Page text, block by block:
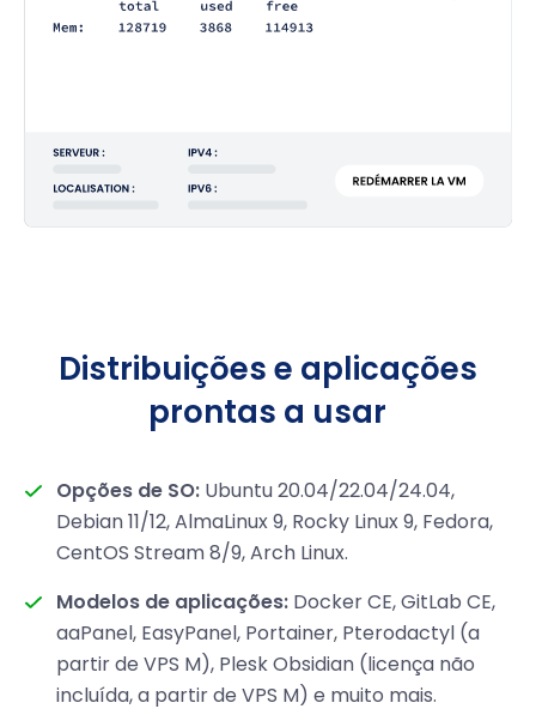
Distribuições e aplicações
prontas a usar
Opções de SO: Ubuntu 20.04/22.04/24.04,
Debian 11/12, AlmaLinux 9, Rocky Linux 9, Fedora,
CentOS Stream 8/9, Arch Linux.
Modelos de aplicações: Docker CE, GitLab CE,
aaPanel, EasyPanel, Portainer, Pterodactyl (a
partir de VPS M), Plesk Obsidian (licença não
incluída, a partir de VPS M) e muito mais.